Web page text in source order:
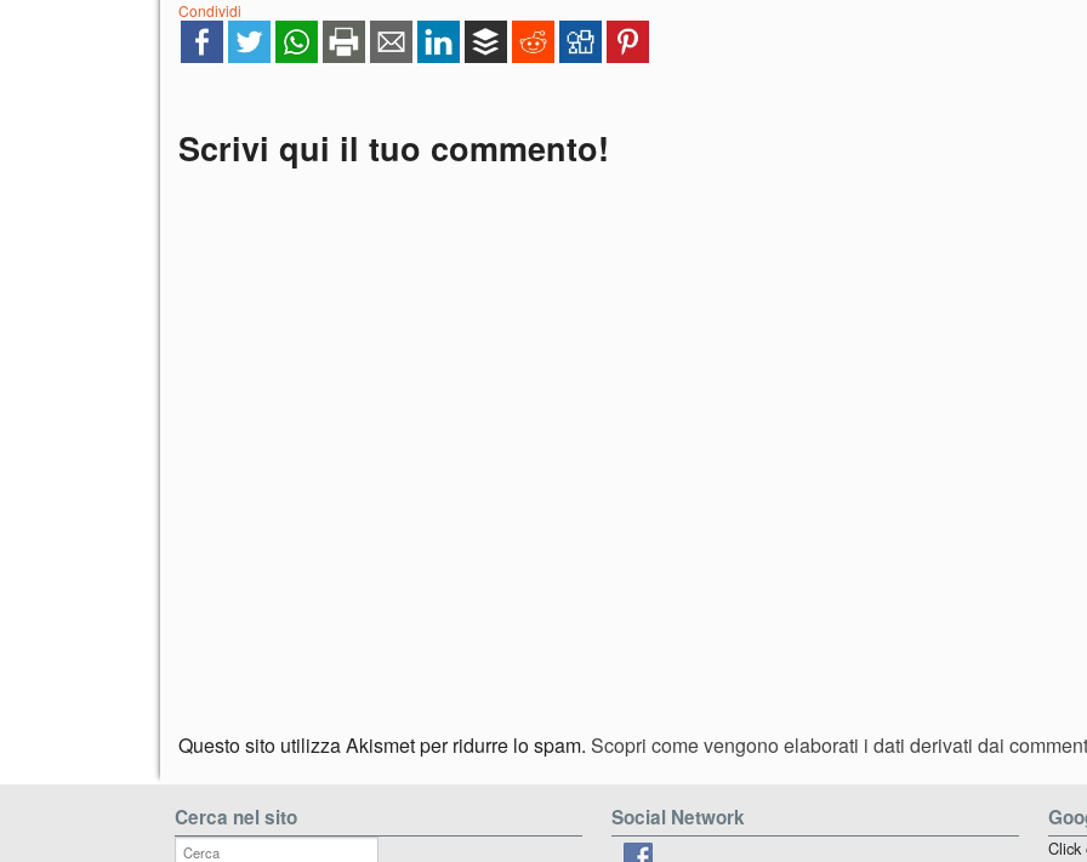
Condividi
Scrivi qui il tuo commento!
Questo sito utilizza Akismet per ridurre lo spam. Scopri come vengono elaborati i dati derivati dai
Cerca nel sito Social Network
Click